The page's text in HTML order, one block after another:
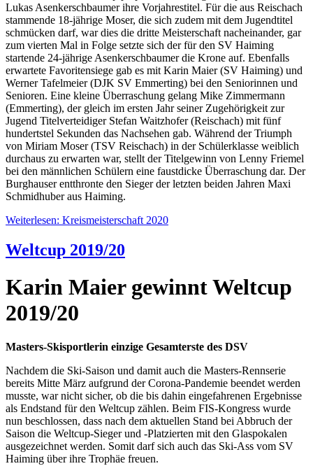
Lukas Asenkerschbaumer ihre Vorjahrestitel. Für die aus Reischach
stammende 18-jährige Moser, die sich zudem mit dem Jugendtitel
schmücken darf, war dies die dritte Meisterschaft nacheinander, gar
zum vierten Mal in Folge setzte sich der für den SV Haiming
startende 24-jährige Asenkerschbaumer die Krone auf. Ebenfalls
erwartete Favoritensiege gab es mit Karin Maier (SV Haiming) und
Werner Tafelmeier (DJK SV Emmerting) bei den Seniorinnen und
Senioren. Eine kleine Überraschung gelang Mike Zimmermann
(Emmerting), der gleich im ersten Jahr seiner Zugehörigkeit zur
Jugend Titelverteidiger Stefan Waitzhofer (Reischach) mit fünf
hundertstel Sekunden das Nachsehen gab. Während der Triumph
von Miriam Moser (TSV Reischach) in der Schülerklasse weiblich
durchaus zu erwarten war, stellt der Titelgewinn von Lenny Friemel
bei den männlichen Schülern eine faustdicke Überraschung dar. Der
Burghauser entthronte den Sieger der letzten beiden Jahren Maxi
Schmidhuber aus Haiming.
Weiterlesen: Kreismeisterschaft 2020
Weltcup 2019/20
Karin Maier gewinnt Weltcup
2019/20
Masters-Skisportlerin einzige Gesamterste des DSV
Nachdem die Ski-Saison und damit auch die Masters-Rennserie
bereits Mitte März aufgrund der Corona-Pandemie beendet werden
musste, war nicht sicher, ob die bis dahin eingefahrenen Ergebnisse
als Endstand für den Weltcup zählen. Beim FIS-Kongress wurde
nun beschlossen, dass nach dem aktuellen Stand bei Abbruch der
Saison die Weltcup-Sieger und -Platzierten mit den Glaspokalen
ausgezeichnet werden. Somit darf sich auch das Ski-Ass vom SV
Haiming über ihre Trophäe freuen.